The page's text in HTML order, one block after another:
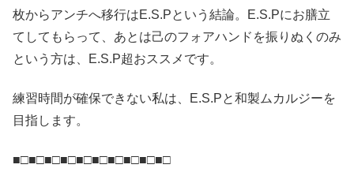
枚からアンチへ移行はE.S.Pという結論。E.S.Pにお膳立
てしてもらって、あとは己のフォアハンドを振りぬくのみ
という方は、E.S.P超おススメです。
練習時間が確保できない私は、E.S.Pと和製ムカルジーを
目指します。
■□■□■□■□■□■□■□■□■□■□